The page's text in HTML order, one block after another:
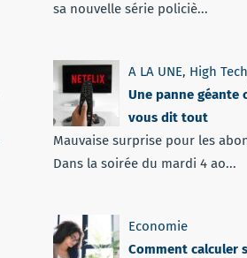
sa nouvelle série policiè...
A LA UNE, High Tech
Une panne géante
vous dit tout
Mauvaise surprise pour les
Dans la soirée du mardi 4 ao...
Economie
Comment calculer